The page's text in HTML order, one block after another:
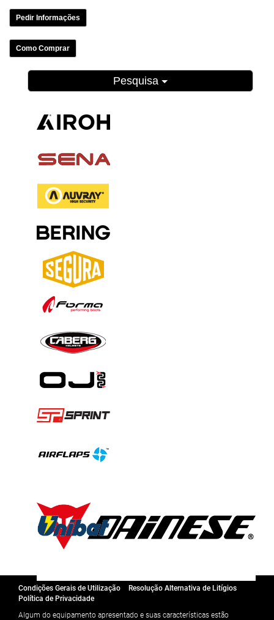
Pedir Informações
Como Comprar
Pesquisa
Condições Gerais de Utilização
Resolução Alternativa de Litígios
Política de Privacidade
Algum do equipamento apresentado e suas características estão